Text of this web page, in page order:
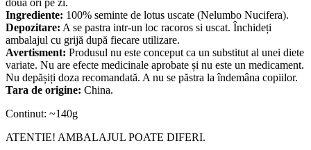
cu miere. Împărțiți cantitatea de ceai pe care ați făcut-o și beți-o de
două ori pe zi.
Ingrediente: 100% seminte de lotus uscate (Nelumbo Nucifera).
Depozitare: A se pastra intr-un loc racoros si uscat. Închideți
ambalajul cu grijă după fiecare utilizare.
Avertisment:Produsul nu este conceput ca un substitut al unei diete
variate. Nu are efecte medicinale aprobate și nu este un medicament.
Nu depășiți doza recomandată. A nu se păstra la îndemâna copiilor.